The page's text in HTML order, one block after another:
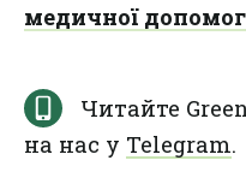
медичної
Читайте
на нас у Telegram.